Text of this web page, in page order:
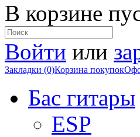
В корзине
Войти или
Закладки (0)Корзина покупок
Бас гитары
ESP